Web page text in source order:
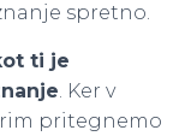
spretno.
ti je
. Ker v
pritegnemo